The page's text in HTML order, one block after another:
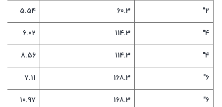
2"
60.3
5.54
4"
114.3
6.02
4"
114.3
8.56
6"
168.3
7.11
6"
168.3
10.97